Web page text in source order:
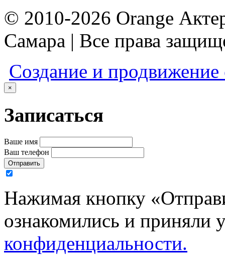
© 2010-2026 Orange
Самара | Все права
Создание и
×
Записаться
Ваше имя
Ваш телефон
Отправить
Нажимая кнопку
ознакомились и приняли
конфиденциальности.